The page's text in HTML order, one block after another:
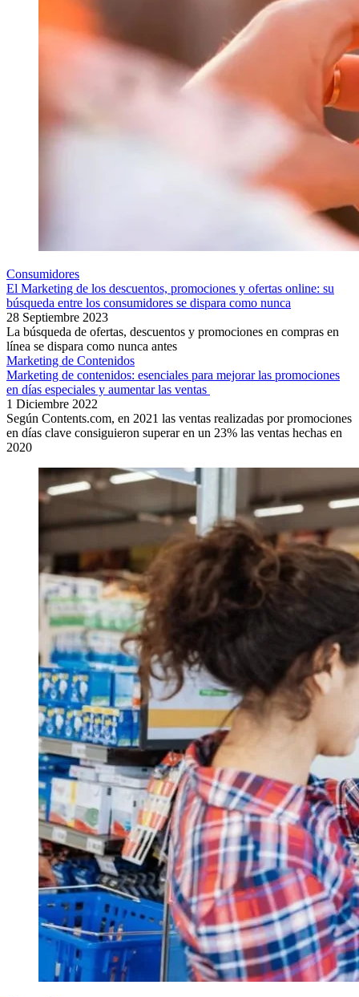
Consumidores
El Marketing de los descuentos, promociones y ofertas online: su
búsqueda entre los consumidores se dispara como nunca
28 Septiembre 2023
La búsqueda de ofertas, descuentos y promociones en compras en
línea se dispara como nunca antes
Marketing de Contenidos
Marketing de contenidos: esenciales para mejorar las promociones
en días especiales y aumentar las ventas
1 Diciembre 2022
Según Contents.com, en 2021 las ventas realizadas por promociones
en días clave consiguieron superar en un 23% las ventas hechas en
2020